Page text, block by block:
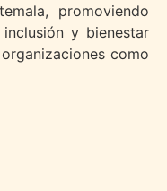
promoviendo
y bienestar
como